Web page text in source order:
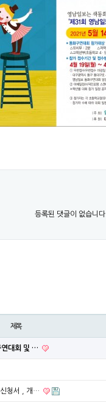
등록된 댓글이 없습니다.
제목
연대회 및 …
신청서 , 개…